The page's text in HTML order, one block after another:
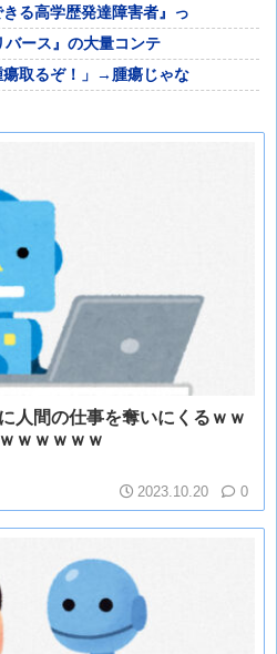
る高学歴発達障害者』っ
バース』の大量コンテ
瘍取るぞ！」→腫瘍じゃな
人間の仕事を奪いにくるｗｗ
ｗｗｗｗｗ
2023.10.20 0